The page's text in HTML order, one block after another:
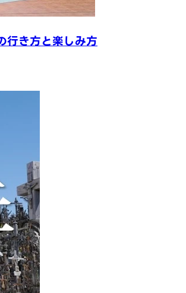
き方と楽しみ方